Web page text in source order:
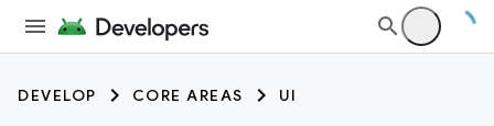
DEVELOP CORE AREAS UI